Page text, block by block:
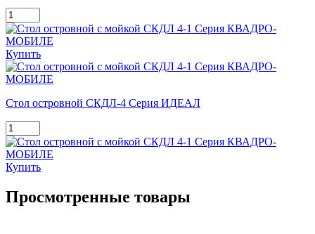
Купить
Стол островной СКДЛ-4 Серия ИДЕАЛ
Купить
Просмотренные товары